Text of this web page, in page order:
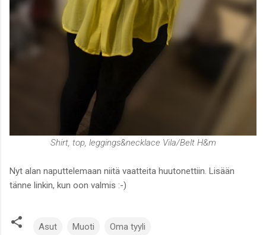
Shirt, top, leggings&necklace Vila/Belt H&m
Nyt alan naputtelemaan niitä vaatteita huutonettiin. Lisään
tänne linkin, kun oon valmis :-)
Asut Muoti Oma tyyli